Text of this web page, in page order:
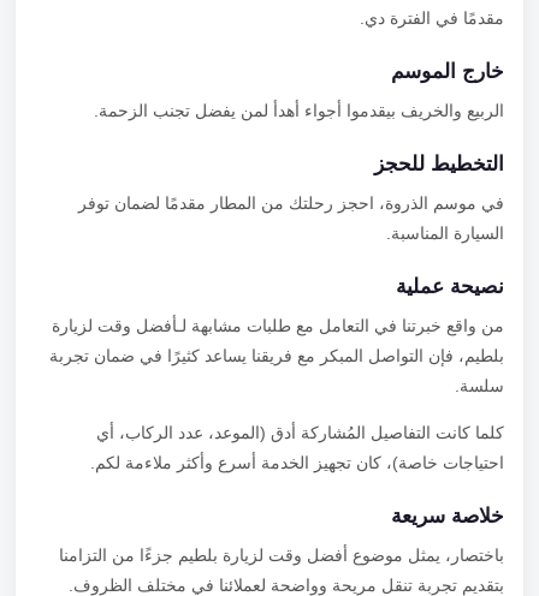
مقدمًا في الفترة دي.
خارج الموسم
الربيع والخريف بيقدموا أجواء أهدأ لمن يفضل تجنب الزحمة.
التخطيط للحجز
في موسم الذروة، احجز رحلتك من المطار مقدمًا لضمان توفر
السيارة المناسبة.
نصيحة عملية
من واقع خبرتنا في التعامل مع طلبات مشابهة لـأفضل وقت لزيارة
بلطيم، فإن التواصل المبكر مع فريقنا يساعد كثيرًا في ضمان تجربة
سلسة.
كلما كانت التفاصيل المُشاركة أدق (الموعد، عدد الركاب، أي
احتياجات خاصة)، كان تجهيز الخدمة أسرع وأكثر ملاءمة لكم.
خلاصة سريعة
باختصار، يمثل موضوع أفضل وقت لزيارة بلطيم جزءًا من التزامنا
بتقديم تجربة تنقل مريحة وواضحة لعملائنا في مختلف الظروف.